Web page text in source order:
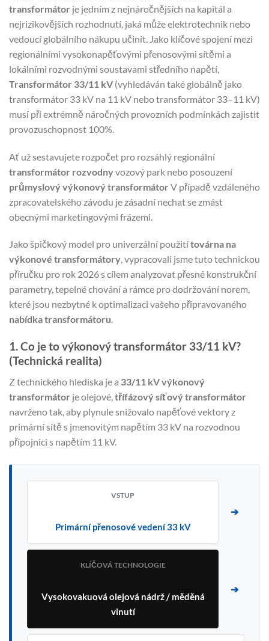
transformátor je jedním z nejnáročnějších na kapitál a
nejrizikovějších rozhodnutí, jaká může elektrotechnik nebo
vedoucí globálního nákupu učinit. Jako klíčové spojení mezi
regionálními vysokonapěťovými přenosovými sítěmi a
lokálními rozvodnými soustavami středního napětí,
Transformátor 33/11 kV (vyhledáván také globálně jako
transformátor 33 kV na 11 kV nebo transformátor 33–11 kV)
musí při extrémně náročných provozních podmínkách zajistit
provozuschopnost 100%.
Ať už sestavujete rozpočet pro rozsáhlý regionální
transformátor rozvodnyvozový park nebo posouzení
průmyslový výkonový transformátor V případě vzdáleného
zpracovatelského závodu je zásadní nechat se zmást
obecnými marketingovými frázemi.
Jako špičkový model pro univerzální použitítovárna na
výkonové transformátory, vypracovali jsme tuto technickou
příručku pro rok 2026 s cílem analyzovat přesné konstrukční
parametry, tepelné chování a rámce pro dodržování norem,
které jsou nezbytné k optimalizaci vašeho připravovaného
nabídka transformátoru.
1. Co je to výkonový transformátor 33/11 kV?
(Technická realita)
Z technického hlediska je a 33/11 kV výkonový
transformátor je olejové,třífázový síťový transformátor
navrženo tak, aby plynule snižovalo napěťové vektory z
primární sítě s jmenovitým napětím 33 kV na rozvodnou
přípojnici s napětím 11 kV.
VSTUP
Primární přenosové vedení 33 kV
➔
KLÍČOVÁ TECHNOLOGIE
Vysokovakuová olejová nádrž / měděná
vinutí
➔